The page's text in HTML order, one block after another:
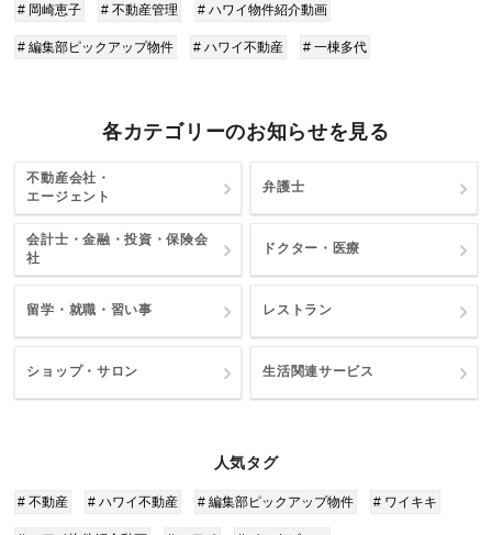
# 岡崎恵子 # 不動産管理 # ハワイ物件紹介動画
# 編集部ピックアップ物件 # ハワイ不動産 # 一棟多代
各カテゴリーのお知らせを見る
不動産会社・
エージェント
弁護士
会計士・金融・投資・保険会
社
ドクター・医療
留学・就職・習い事 レストラン
ショップ・サロン 生活関連サービス
人気タグ
# 不動産 # ハワイ不動産 # 編集部ピックアップ物件 # ワイキキ